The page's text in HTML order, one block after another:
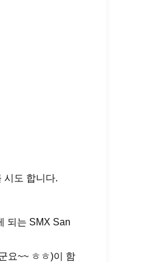
시도 합니다.
되는 SMX San
요~~ ㅎㅎ)이 함